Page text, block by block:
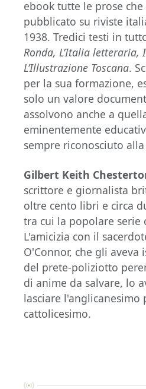
ebook tutte le prose
pubblicato su riviste
1938. Tredici testi in
Ronda, L’Italia letteraria,
L’Illustrazione Toscana.
per la sua formazione,
solo un valore
assolvono anche a
eminentemente
sempre riconosciuto
Gilbert Keith
scrittore e giornalista
oltre cento libri e circa
tra cui la popolare serie
L'amicizia con il
O'Connor, che gli
del prete-poliziotto
di anime da salvare, lo
lasciare l'anglicanesimo
cattolicesimo.